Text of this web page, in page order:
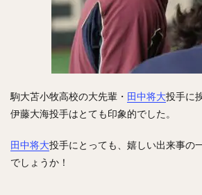
駒大苫小牧高校の大先輩・ 田中将大投手に
伊藤大海投手はとても印象的でした。
田中将大投手にとっても、嬉しい出来事の
でしょうか！
渡邉諒（わたなべりょう）
小園海
菅野智之（すがのともゆき）
重信慎之介（しげのぶしんのすけ）
国吉佑樹（くによしゆうき）
柳町達（やなぎまちたつる）
杉本裕太郎（すぎもとゆうたろう）
呉念庭（ウー・ネンティン）